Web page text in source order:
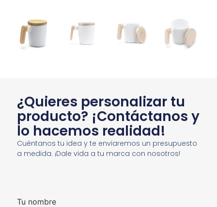
¿Quieres personalizar tu
producto? ¡Contáctanos y
lo hacemos realidad!
Cuéntanos tu idea y te enviaremos un presupuesto
a medida. ¡Dale vida a tu marca con nosotros!
Tu nombre